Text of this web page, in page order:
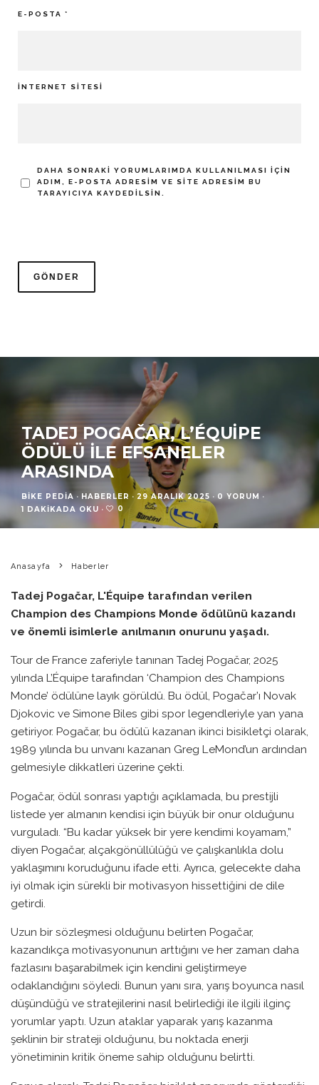
E-POSTA *
İNTERNET SITESI
DAHA SONRAKI YORUMLARIMDA KULLANILMASI IÇIN
ADIM, E-POSTA ADRESIM VE SITE ADRESIM BU
TARAYICIYA KAYDEDILSIN.
TADEJ POGAČAR, L’ÉQUIPE
ÖDÜLÜ ILE EFSANELER
ARASINDA
BIKE PEDIA · HABERLER · 29 ARALIK 2025 · 0 YORUM ·
1 DAKIKADA OKU · 0
Anasayfa Haberler
Tadej Pogačar, L'Équipe tarafından verilen
Champion des Champions Monde ödülünü kazandı
ve önemli isimlerle anılmanın onurunu yaşadı.
Tour de France zaferiyle tanınan Tadej Pogačar, 2025
yılında L’Équipe tarafından ‘Champion des Champions
Monde’ ödülüne layık görüldü. Bu ödül, Pogačar’ı Novak
Djokovic ve Simone Biles gibi spor legendleriyle yan yana
getiriyor. Pogačar, bu ödülü kazanan ikinci bisikletçi olarak,
1989 yılında bu unvanı kazanan Greg LeMond’un ardından
gelmesiyle dikkatleri üzerine çekti.
Pogačar, ödül sonrası yaptığı açıklamada, bu prestijli
listede yer almanın kendisi için büyük bir onur olduğunu
vurguladı. “Bu kadar yüksek bir yere kendimi koyamam,”
diyen Pogačar, alçakgönüllülüğü ve çalışkanlıkla dolu
yaklaşımını koruduğunu ifade etti. Ayrıca, gelecekte daha
iyi olmak için sürekli bir motivasyon hissettiğini de dile
getirdi.
Uzun bir sözleşmesi olduğunu belirten Pogačar,
kazandıkça motivasyonunun arttığını ve her zaman daha
fazlasını başarabilmek için kendini geliştirmeye
odaklandığını söyledi. Bunun yanı sıra, yarış boyunca nasıl
düşündüğü ve stratejilerini nasıl belirlediği ile ilgili ilginç
yorumlar yaptı. Uzun ataklar yaparak yarış kazanma
şeklinin bir strateji olduğunu, bu noktada enerji
yönetiminin kritik öneme sahip olduğunu belirtti.